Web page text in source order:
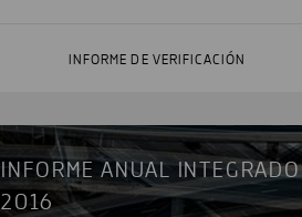
INFORME DE VERIFICACIÓN
INFORME ANUAL INTEGRADO
2016